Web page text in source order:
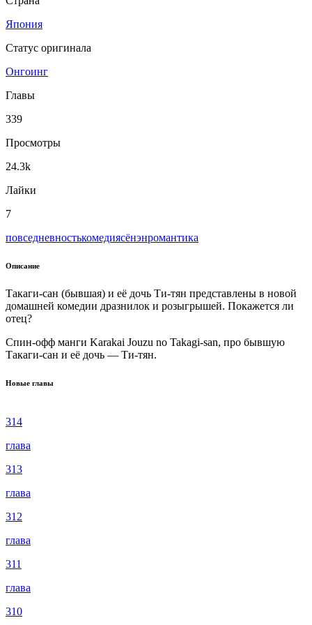
Япония
Статус оригинала
Онгоинг
Главы
339
Просмотры
24.3k
Лайки
7
повседневностькомедиясёнэнромантика
Описание
Такаги-сан (бывшая) и её дочь Ти-тян представлены в новой
домашней комедии дразнилок и розыгрышей. Покажется ли
отец?
Спин-офф манги Karakai Jouzu no Takagi-san, про бывшую
Такаги-сан и её дочь — Ти-тян.
Новые главы
314
глава
313
глава
312
глава
311
глава
310